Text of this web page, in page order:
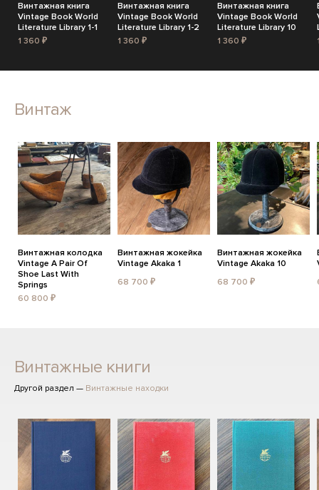
Винтажная книга
Vintage Book World
Literature Library 1-1
1 360 ₽
Винтажная книга
Vintage Book World
Literature Library 1-2
1 360 ₽
Винтажная книга
Vintage Book World
Literature Library 10
1 360 ₽
Винтаж
Винтажная колодка
Vintage A Pair Of
Shoe Last With
Springs
60 800 ₽
Винтажная жокейка
Vintage Akaka 1
68 700 ₽
Винтажная жокейка
Vintage Akaka 10
68 700 ₽
Винтажные книги
Другой раздел — Винтажные находки